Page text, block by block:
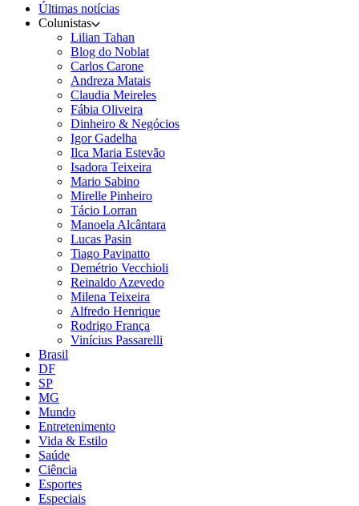
Últimas notícias
Colunistas
Lilian Tahan
Blog do Noblat
Carlos Carone
Andreza Matais
Claudia Meireles
Fábia Oliveira
Dinheiro & Negócios
Igor Gadelha
Ilca Maria Estevão
Isadora Teixeira
Mario Sabino
Mirelle Pinheiro
Tácio Lorran
Manoela Alcântara
Lucas Pasin
Tiago Pavinatto
Demétrio Vecchioli
Reinaldo Azevedo
Milena Teixeira
Alfredo Henrique
Rodrigo França
Vinícius Passarelli
Brasil
DF
SP
MG
Mundo
Entretenimento
Vida & Estilo
Saúde
Ciência
Esportes
Especiais